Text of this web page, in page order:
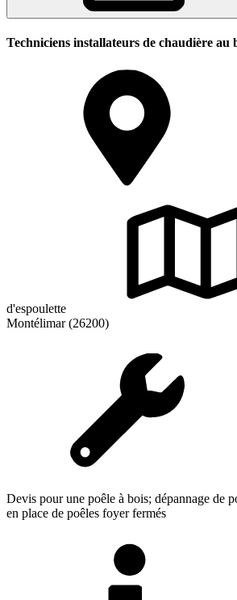
Techniciens installateurs de chaudière au
d'espoulette
Montélimar (26200)
Devis pour une poêle à bois; dépannage de
en place de poêles foyer fermés